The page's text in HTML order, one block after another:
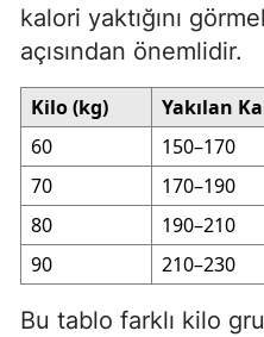
kalori yaktığını
açısından önemlidir.
Kilo (kg)
Yakılan
60
150–170
70
170–190
80
190–210
90
210–230
Bu tablo farklı kilo